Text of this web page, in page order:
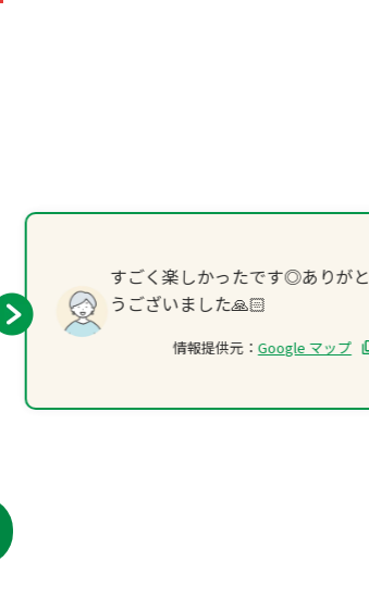
すごく楽しかったです◎ありがと
うございました🙏🏻
情報提供元： Google マップ